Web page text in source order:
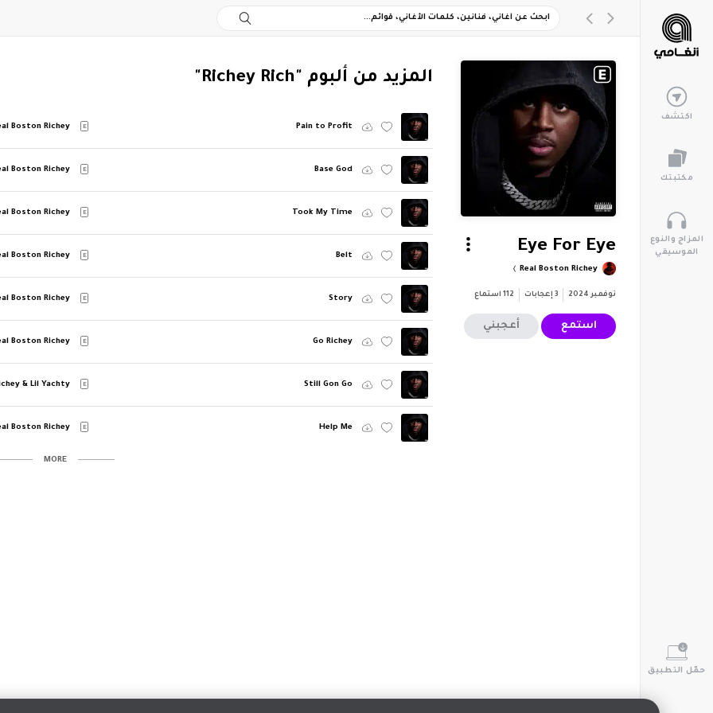
اكتشف
مكتبتك
المزاج والنوع
الموسيقي
حمّل التطبيق
Eye For Eye
Real Boston Richey
نوفمبر 2024 3 إعجابات 112 استماع
استمع أعجبني
‏المزيد من ألبوم "Richey Rich"
Pain to Profit
E
Boston Richey
Base God
E
Boston Richey
Took My Time
E
Boston Richey
Belt
E
Boston Richey
Story
E
Boston Richey
Go Richey
E
Boston Richey
Still Gon Go
E
& Lil Yachty
Help Me
E
Boston Richey
MORE